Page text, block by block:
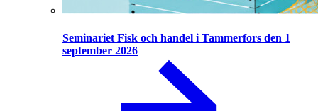
Seminariet Fisk och handel i Tammerfors den 1
september 2026